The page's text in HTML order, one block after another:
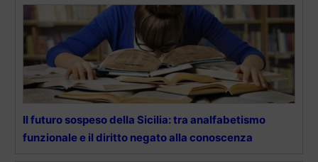
Il futuro sospeso della Sicilia: tra analfabetismo
funzionale e il diritto negato alla conoscenza